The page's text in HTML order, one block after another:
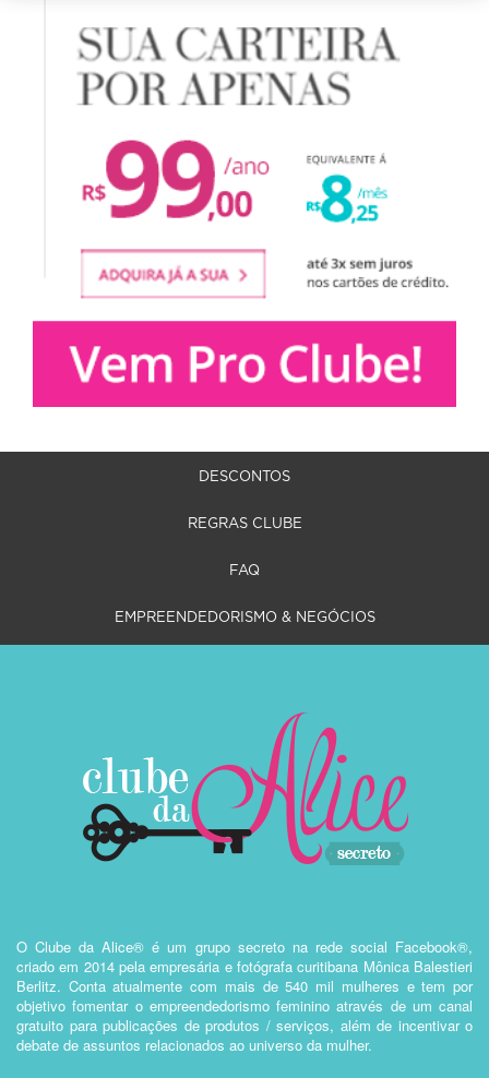
DESCONTOS
REGRAS CLUBE
FAQ
EMPREENDEDORISMO & NEGÓCIOS
O Clube da Alice® é um grupo secreto na rede social Facebook®,
criado em 2014 pela empresária e fotógrafa curitibana Mônica Balestieri
Berlitz. Conta atualmente com mais de 540 mil mulheres e tem por
objetivo fomentar o empreendedorismo feminino através de um canal
gratuito para publicações de produtos / serviços, além de incentivar o
debate de assuntos relacionados ao universo da mulher.